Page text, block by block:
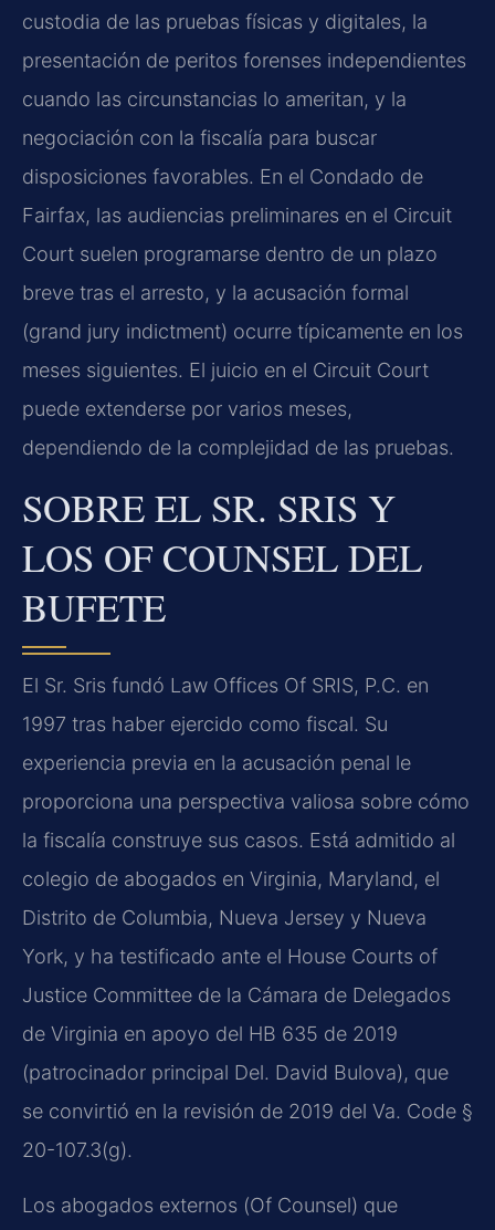
custodia de las pruebas físicas y digitales, la
presentación de peritos forenses independientes
cuando las circunstancias lo ameritan, y la
negociación con la fiscalía para buscar
disposiciones favorables. En el Condado de
Fairfax, las audiencias preliminares en el Circuit
Court suelen programarse dentro de un plazo
breve tras el arresto, y la acusación formal
(grand jury indictment) ocurre típicamente en los
meses siguientes. El juicio en el Circuit Court
puede extenderse por varios meses,
dependiendo de la complejidad de las pruebas.
SOBRE EL SR. SRIS Y
LOS OF COUNSELDEL
BUFETE
El Sr. Sris fundó Law Offices Of SRIS, P.C. en
1997 tras haber ejercido como fiscal. Su
experiencia previa en la acusación penal le
proporciona una perspectiva valiosa sobre cómo
la fiscalía construye sus casos. Está admitido al
colegio de abogados en Virginia, Maryland, el
Distrito de Columbia, Nueva Jersey y Nueva
York, y ha testificado ante el House Courts of
Justice Committee de la Cámara de Delegados
de Virginia en apoyo del HB 635 de 2019
(patrocinador principal Del. David Bulova), que
se convirtió en la revisión de 2019 del Va. Code §
20-107.3(g).
Los abogados externos (Of Counsel) que